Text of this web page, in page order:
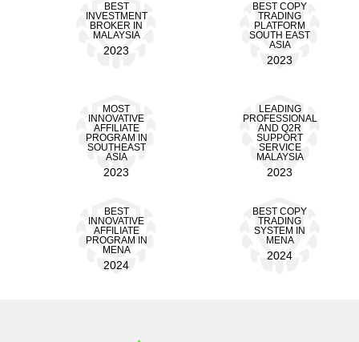
BEST COPY
TRADING
PLATFORM
SOUTH EAST
ASIA
2023
BEST
INVESTMENT
BROKER IN
MALAYSIA
2023
LEADING
PROFESSIONAL
AND Q2R
SUPPORT
SERVICE
MALAYSIA
2023
MOST
INNOVATIVE
AFFILIATE
PROGRAM IN
SOUTHEAST
ASIA
2023
BEST COPY
TRADING
SYSTEM IN
MENA
2024
BEST
INNOVATIVE
AFFILIATE
PROGRAM IN
MENA
2024